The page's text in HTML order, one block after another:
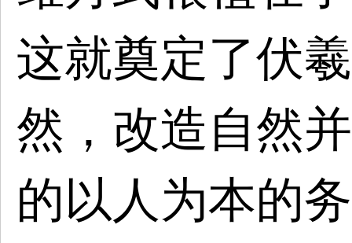
这就奠定了伏
然，改造自然
的以人为本的